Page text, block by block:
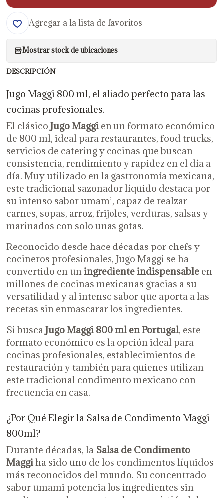
Agregar a la lista de favoritos
Mostrar stock de ubicaciones
DESCRIPCIÓN
Jugo Maggi 800 ml, el aliado perfecto para las
cocinas profesionales.
El clásico Jugo Maggien un formato económico
de 800 ml, ideal para restaurantes, food trucks,
servicios de catering y cocinas que buscan
consistencia, rendimiento y rapidez en el día a
día. Muy utilizado en la gastronomía mexicana,
este tradicional sazonador líquido destaca por
su intenso sabor umami, capaz de realzar
carnes, sopas, arroz, frijoles, verduras, salsas y
marinados con solo unas gotas.
Reconocido desde hace décadas por chefs y
cocineros profesionales, Jugo Maggi se ha
convertido en uningrediente indispensableen
millones de cocinas mexicanas gracias a su
versatilidad y al intenso sabor que aporta a las
recetas sin enmascarar los ingredientes.
Si busca Jugo Maggi 800 ml en Portugal, este
formato económico es la opción ideal para
cocinas profesionales, establecimientos de
restauración y también para quienes utilizan
este tradicional condimento mexicano con
frecuencia en casa.
¿Por Qué Elegir la Salsa de Condimento Maggi
800ml?
Durante décadas, la Salsa de Condimento
Maggiha sido uno de los condimentos líquidos
más reconocidos del mundo. Su concentrado
sabor umami potencia los ingredientes sin